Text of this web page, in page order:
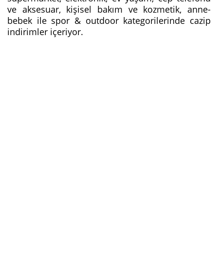
ve aksesuar, kişisel bakım ve kozmetik, anne-
bebek ile spor & outdoor kategorilerinde cazip
indirimler içeriyor.